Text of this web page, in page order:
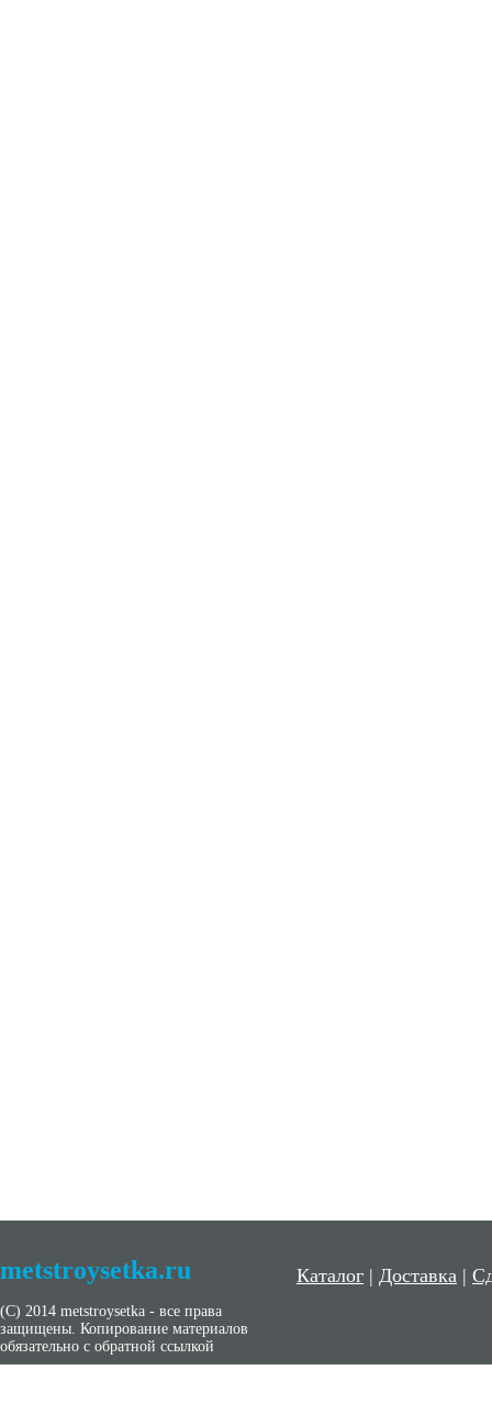
metstroysetka.ru
(С) 2014 metstroysetka - все права
защищены. Копирование материалов
обязательно с обратной ссылкой
Каталог | Доставка |